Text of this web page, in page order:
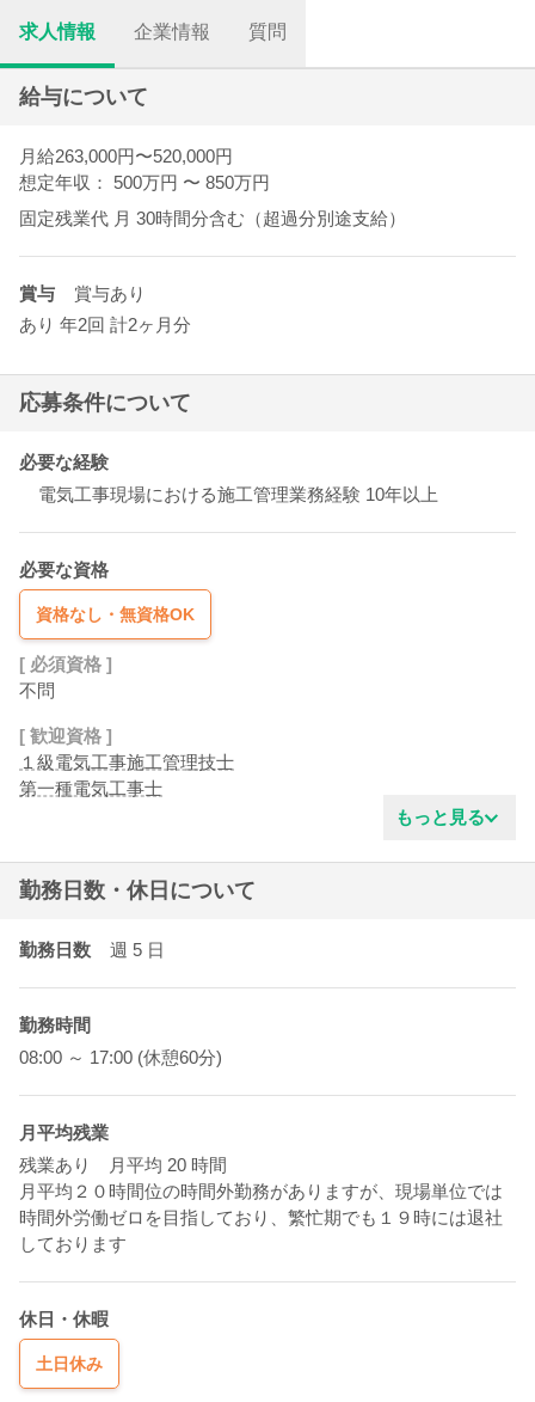
求人情報 企業情報 質問
給与について
月給263,000円〜520,000円
想定年収： 500万円 〜 850万円
固定残業代 月 30時間分含む（超過分別途支給）
賞与
賞与あり
あり 年2回 計2ヶ月分
応募条件について
必要な経験
電気工事現場における施工管理業務経験 10年以上
必要な資格
資格なし・無資格OK
[ 必須資格 ]
不問
[ 歓迎資格 ]
１級電気工事施工管理技士
第一種電気工事士
もっと見る
勤務日数・休日について
勤務日数 週 5 日
勤務時間
08:00 ～ 17:00 (休憩60分)
月平均残業
残業あり 月平均 20 時間
月平均２０時間位の時間外勤務がありますが、現場単位では
時間外労働ゼロを目指しており、繁忙期でも１９時には退社
しております
休日・休暇
土日休み